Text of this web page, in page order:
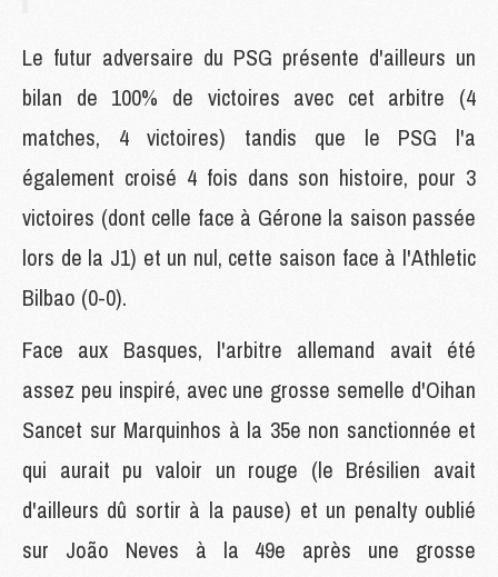
Le futur adversaire du PSG présente d'ailleurs un
bilan de 100% de victoires avec cet arbitre (4
matches, 4 victoires) tandis que le PSG l'a
également croisé 4 fois dans son histoire, pour 3
victoires (dont celle face à Gérone la saison passée
lors de la J1) et un nul, cette saison face à l'Athletic
Bilbao (0-0).
Face aux Basques, l'arbitre allemand avait été
assez peu inspiré, avec une grosse semelle d'Oihan
Sancet sur Marquinhos à la 35e non sanctionnée et
qui aurait pu valoir un rouge (le Brésilien avait
d'ailleurs dû sortir à la pause) et un penalty oublié
sur João Neves à la 49e après une grosse